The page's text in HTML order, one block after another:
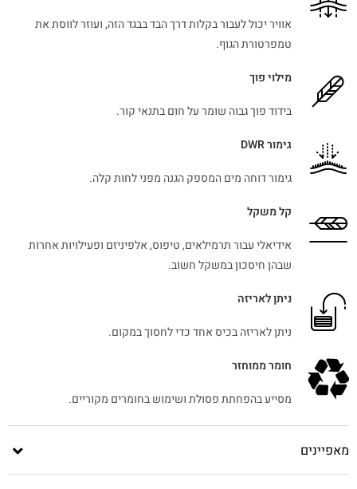
אוויר יכול לעבור בקלות דרך הבד בבגד הזה, ועוזר לווסת את
טמפרטורת הגוף.
מילוי פוך
בידוד פוך גבוה שומר על חום בתנאי קור.
גימור DWR
גימור דוחה מים המספק הגנה מפני לחות קלה.
קל משקל
אידיאלי עבור תרמילאים, טיפוס, אלפיניזם ופעילויות אחרות
שבהן חיסכון במשקל חשוב.
ניתן לאריזה
ניתן לאריזה בכיס אחד כדי לחסוך במקום.
חומר ממוחזר
מסייע בהפחתת פסולת ושימוש בחומרים מקוריים.
מאפיינים